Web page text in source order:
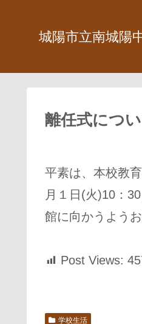
城陽市立南城陽
離任式につ
平素は、本校教
月１日(火)10：
館に向かうようお
Post Views:
学校生活